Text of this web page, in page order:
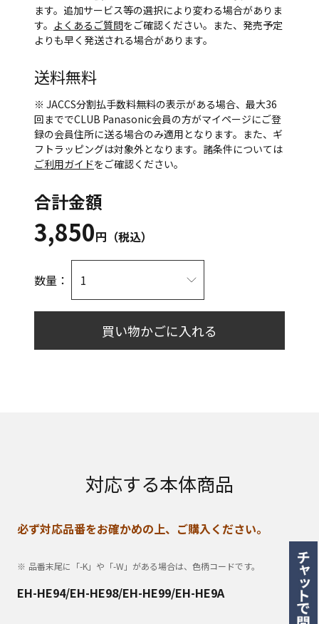
ます。追加サービス等の選択により変わる場合がありま
す。 よくあるご質問をご確認ください。また、発売予定
よりも早く発送される場合があります。
送料無料
※ JACCS分割払手数料無料の表示がある場合、最大36
回まででCLUB Panasonic会員の方がマイページにご登
録の会員住所に送る場合のみ適用となります。また、ギ
フトラッピングは対象外となります。諸条件については
ご利用ガイドをご確認ください。
合計金額
3,850円（税込）
数量：
買い物かごに入れる
対応する本体商品
必ず対応品番をお確かめの上、ご購入ください。
品番末尾に「-K」や「-W」がある場合は、色柄コードです。
EH-HE94/EH-HE98/EH-HE99/EH-HE9A